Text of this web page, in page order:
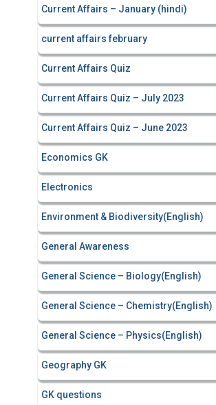
Current Affairs – January (hindi)
current affairs february
Current Affairs Quiz
Current Affairs Quiz – July 2023
Current Affairs Quiz – June 2023
Economics GK
Electronics
Environment & Biodiversity(English)
General Awareness
General Science – Biology(English)
General Science – Chemistry(English)
General Science – Physics(English)
Geography GK
GK questions